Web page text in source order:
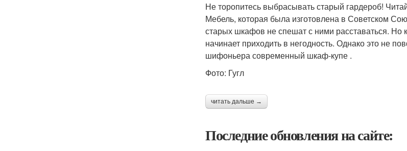
Не торопитесь выбрасывать старый гардероб!
Мебель, которая была изготовлена в Советском
старых шкафов не спешат с ними расставаться. Но
начинает приходить в негодность. Однако это не
шифоньера современный шкаф-купе .
Фото: Гугл
читать дальше →
Последние обновления на сайте: